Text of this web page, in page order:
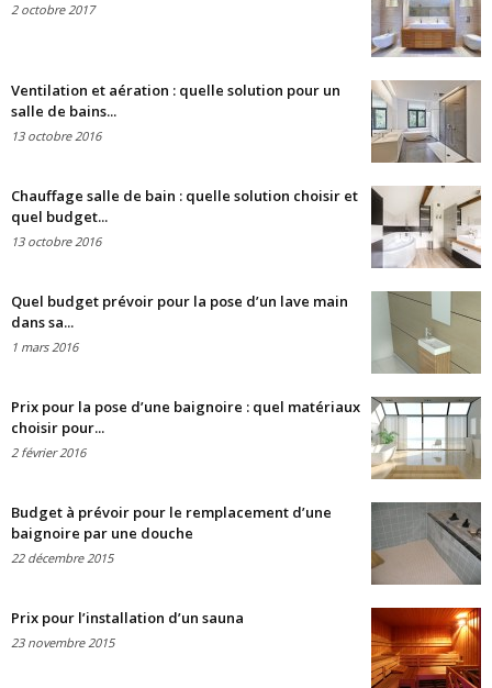
2 octobre 2017
Ventilation et aération : quelle solution pour un
salle de bains...
13 octobre 2016
Chauffage salle de bain : quelle solution choisir et
quel budget...
13 octobre 2016
Quel budget prévoir pour la pose d’un lave main
dans sa...
1 mars 2016
Prix pour la pose d’une baignoire : quel matériaux
choisir pour...
2 février 2016
Budget à prévoir pour le remplacement d’une
baignoire par une douche
22 décembre 2015
Prix pour l’installation d’un sauna
23 novembre 2015